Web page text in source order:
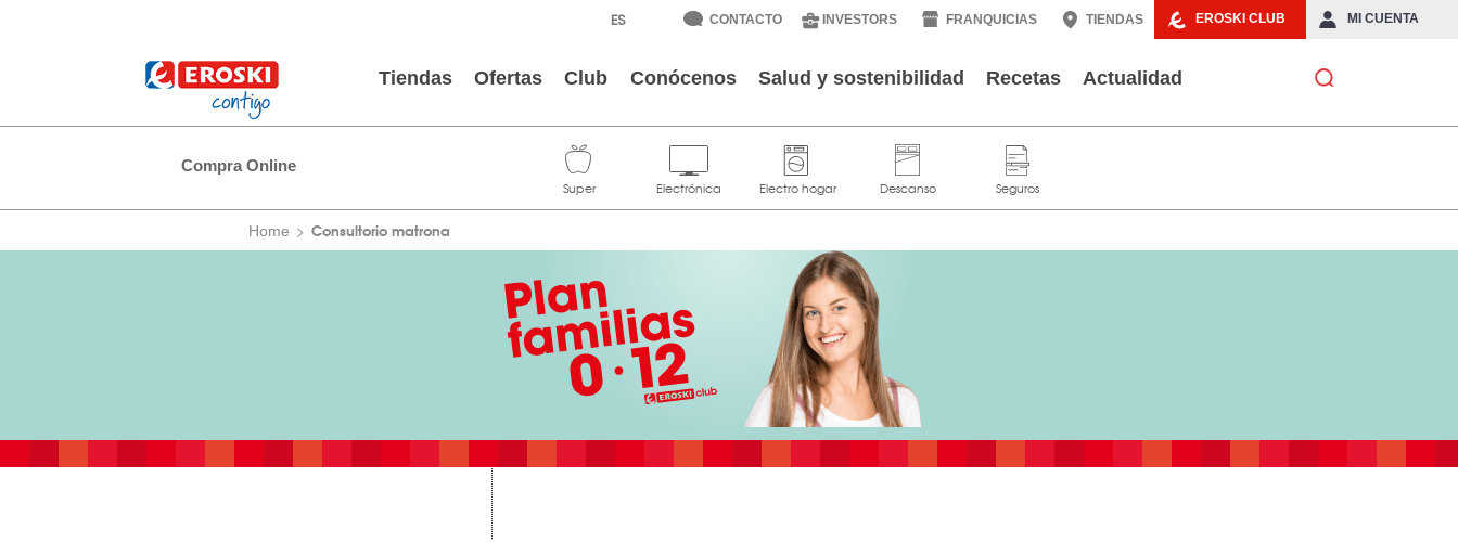
EROSKI CLUB MI CUENTA
CONTACTO INVESTORS FRANQUICIAS TIENDAS
Tiendas Ofertas Club Conócenos Salud y sostenibilidad Recetas Actualidad
Compra Online
Home Consultorio matrona